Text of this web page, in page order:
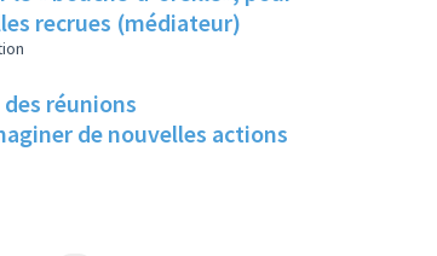
recrues (médiateur)
réunions
de nouvelles actions